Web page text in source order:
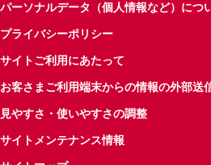
パーソナルデータ（個人情報など）につ
プライバシーポリシー
サイトご利用にあたって
お客さまご利用端末からの情報の外部送
見やすさ・使いやすさの調整
サイトメンテナンス情報